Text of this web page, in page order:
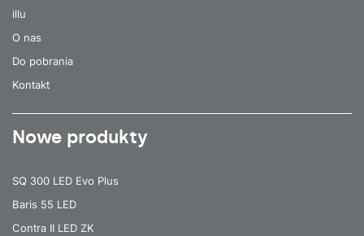
illu
O nas
Do pobrania
Kontakt
Nowe produkty
SQ 300 LED Evo Plus
Baris 55 LED
Contra II LED ZK